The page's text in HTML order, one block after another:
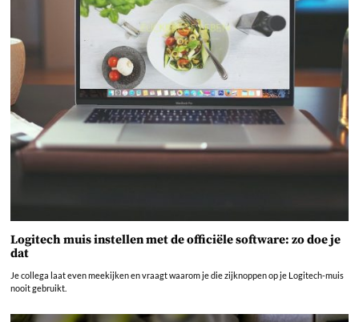
Logitech muis instellen met de officiële software: zo doe je
dat
Je collega laat even meekijken en vraagt waarom je die zijknoppen op je Logitech-muis
nooit gebruikt.